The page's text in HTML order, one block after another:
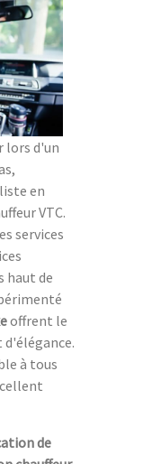
lors d'un
en
VTC.
services
haut de
offrent le
à tous
de